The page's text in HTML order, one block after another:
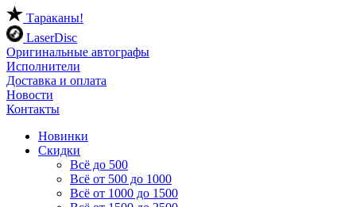
Тараканы!
LaserDisc
Оригинальные автографы
Исполнители
Доставка и оплата
Новости
Контакты
Новинки
Скидки
Всё до 500
Всё от 500 до 1000
Всё от 1000 до 1500